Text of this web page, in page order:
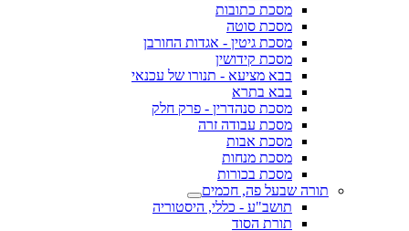
מסכת כתובות
מסכת סוטה
מסכת גיטין - אגדות החורבן
מסכת קידושין
בבא מציעא - תנורו של עכנאי
בבא בתרא
מסכת סנהדרין - פרק חלק
מסכת עבודה זרה
מסכת אבות
מסכת מנחות
מסכת בכורות
תורה שבעל פה, חכמים
תושב"ע - כללי, היסטוריה
תורת הסוד